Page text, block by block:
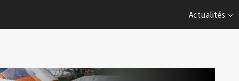
Actualités